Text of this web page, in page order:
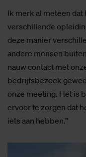
Ik merk al meteen dat
verschillende
deze manier
andere mensen
nauw contact met
bedrijfsbezoek
onze meeting. Het is
ervoor te zorgen dat
iets aan hebben.”